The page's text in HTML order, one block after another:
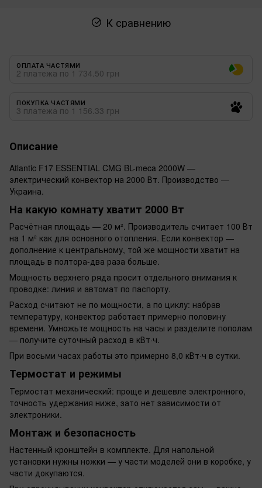
К сравнению
ОПЛАТА ЧАСТЯМИ
2 платежа по 1 734.50 грн
ПОКУПКА ЧАСТЯМИ
3 платежа по 1 156.33 грн
Описание
Atlantic F17 ESSENTIAL CMG BL-meca 2000W —
электрический конвектор на 2000 Вт. Производство —
Украина.
На какую комнату хватит 2000 Вт
Расчётная площадь — 20 м². Производитель считает 100 Вт
на 1 м² как для основного отопления. Если конвектор —
дополнение к центральному, той же мощности хватит на
площадь в полтора-два раза больше.
Мощность верхнего ряда просит отдельного внимания к
проводке: линия и автомат по паспорту.
Расход считают не по мощности, а по циклу: набрав
температуру, конвектор работает примерно половину
времени. Умножьте мощность на часы и разделите пополам
— получите суточный расход в кВт·ч.
При восьми часах работы это примерно 8,0 кВт·ч в сутки.
Термостат и режимы
Термостат механический: проще и дешевле электронного,
точность удержания ниже, зато нет зависимости от
электроники.
Монтаж и безопасность
Настенный кронштейн в комплекте. Для напольной
установки нужны ножки — у части моделей они в коробке, у
части докупаются.